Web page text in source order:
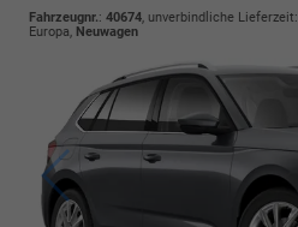
Fahrzeugnr.: 40674, unverbindliche Lieferzeit:
Europa, Neuwagen